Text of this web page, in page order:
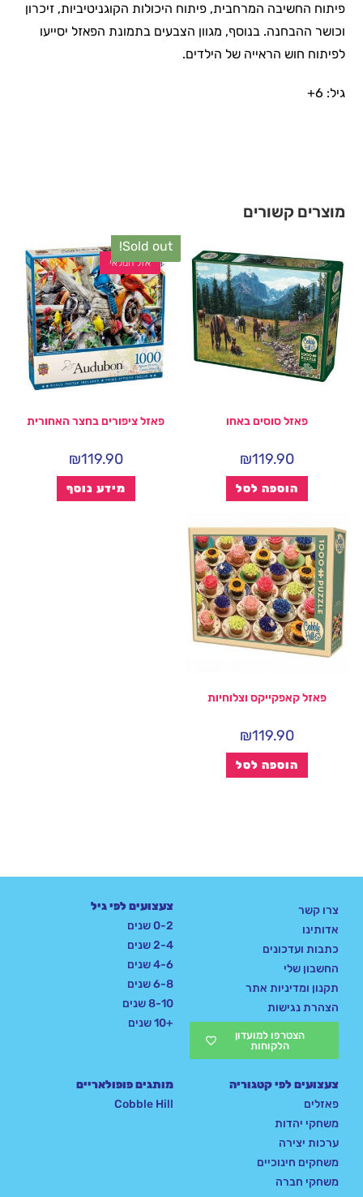
פיתוח החשיבה המרחבית, פיתוח היכולות הקוגניטיביות, זיכרון
וכושר ההבחנה. בנוסף, מגוון הצבעים בתמונת הפאזל יסייעו
לפיתוח חוש הראייה של הילדים.
גיל: 6+
מוצרים קשורים
פאזל סוסים באחו
₪119.90
הוספה לסל
Sold out!
אזל המלאי
פאזל ציפורים בחצר האחורית
₪119.90
מידע נוסף
פאזל קאפקייקס וצלוחיות
₪119.90
הוספה לסל
צרו קשר
אדותינו
כתבות ועדכונים
החשבון שלי
תקנון ומדיניות אתר
הצהרת נגישות
הצטרפו למועדון
הלקוחות
צעצועים לפי גיל
0-2 שנים
2-4 שנים
4-6 שנים
6-8 שנים
8-10 שנים
+10 שנים
צעצועים לפי קטגוריה
פאזלים
משחקי יהדות
ערכות יצירה
משחקים חינוכיים
משחקי חברה
מותגים פופולאריים
Cobble Hill